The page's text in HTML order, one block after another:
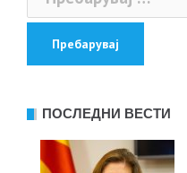
за:
ПОСЛЕДНИ ВЕСТИ